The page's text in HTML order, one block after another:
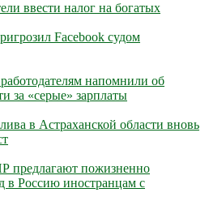
ввести налог на богатых
Facebook судом
напомнили об
за «серые» зарплаты
в Астраханской области вновь
предлагают пожизненно
в Россию иностранцам с